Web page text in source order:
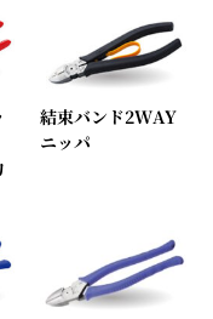
結束バンド2WAY
ニッパ